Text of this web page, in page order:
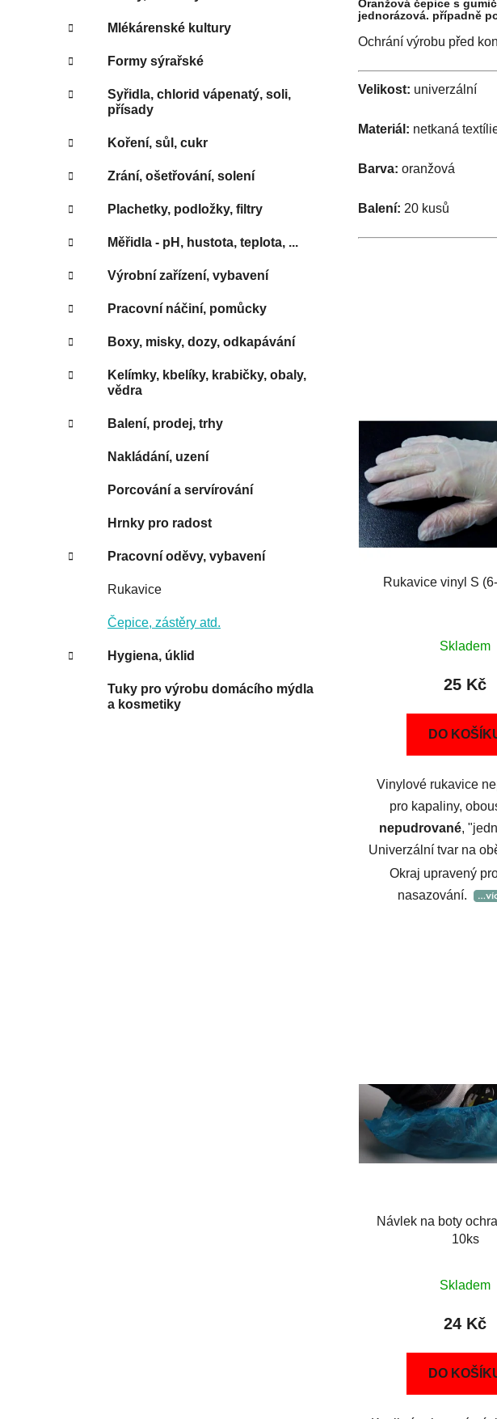
Mlékárenské kultury
Formy sýrařské
Syřidla, chlorid vápenatý, soli,
přísady
Koření, sůl, cukr
Zrání, ošetřování, solení
Plachetky, podložky, filtry
Měřidla - pH, hustota, teplota, ...
Výrobní zařízení, vybavení
Pracovní náčiní, pomůcky
Boxy, misky, dozy, odkapávání
Kelímky, kbelíky, krabičky, obaly,
vědra
Balení, prodej, trhy
Nakládání, uzení
Porcování a servírování
Hrnky pro radost
Pracovní oděvy, vybavení
Rukavice
Čepice, zástěry atd.
Hygiena, úklid
Tuky pro výrobu domácího mýdla
a kosmetiky
Oranžová čepice s
jednorázová. případně
Ochrání výrobu před
Velikost: univerzální
Materiál: netkaná
Barva: oranžová
Balení: 20 kusů
Rukavice vinyl S
Skladem
25 Kč
DO
Vinylové rukavice
pro kapaliny,
nepudrované,
Univerzální tvar na
Okraj upravený
nasazování.
Návlek na boty
10ks
Skladem
24 Kč
DO